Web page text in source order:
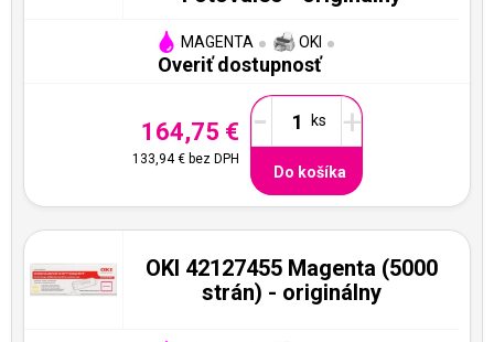
MAGENTA OKI
Overiť dostupnosť
164,75 €
133,94 €bez DPH
- +
Do košíka
OKI 42127455 Magenta (5000
strán) - originálny